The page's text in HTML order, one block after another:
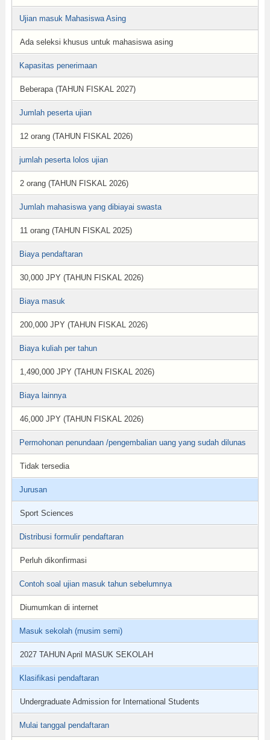
Ujian masuk Mahasiswa Asing
Ada seleksi khusus untuk mahasiswa asing
Kapasitas penerimaan
Beberapa (TAHUN FISKAL 2027)
Jumlah peserta ujian
12 orang (TAHUN FISKAL 2026)
jumlah peserta lolos ujian
2 orang (TAHUN FISKAL 2026)
Jumlah mahasiswa yang dibiayai swasta
11 orang (TAHUN FISKAL 2025)
Biaya pendaftaran
30,000 JPY (TAHUN FISKAL 2026)
Biaya masuk
200,000 JPY (TAHUN FISKAL 2026)
Biaya kuliah per tahun
1,490,000 JPY (TAHUN FISKAL 2026)
Biaya lainnya
46,000 JPY (TAHUN FISKAL 2026)
Permohonan penundaan /pengembalian uang yang sudah dilunas
Tidak tersedia
Jurusan
Sport Sciences
Distribusi formulir pendaftaran
Perluh dikonfirmasi
Contoh soal ujian masuk tahun sebelumnya
Diumumkan di internet
Masuk sekolah (musim semi)
2027 TAHUN April MASUK SEKOLAH
Klasifikasi pendaftaran
Undergraduate Admission for International Students
Mulai tanggal pendaftaran